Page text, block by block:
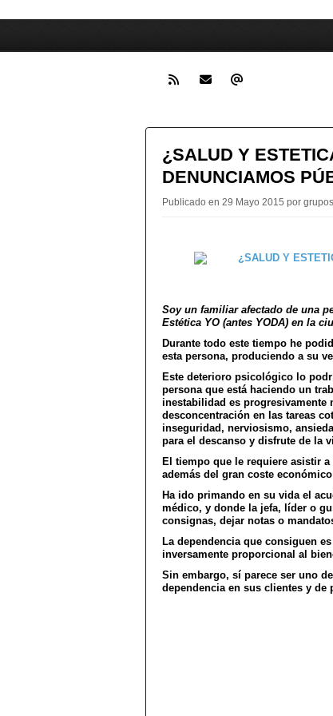
¿SALUD Y
DENUNCIAMOS
Publicado en 29 Mayo 2015 por
Soy un familiar afectado de una
Estética YO (antes YODA) en la
Durante todo este tiempo he
esta persona, produciendo a su
Este deterioro psicológico lo
persona que está haciendo un
inestabilidad es progresivamente
desconcentración en las tareas
inseguridad, nerviosismo,
para el descanso y disfrute de la
El tiempo que le requiere asistir
además del gran coste
Ha ido primando en su vida el
médico, y donde la jefa, líder o
consignas, dejar notas o
La dependencia que consiguen
inversamente proporcional al
Sin embargo, sí parece ser uno
dependencia en sus clientes y de